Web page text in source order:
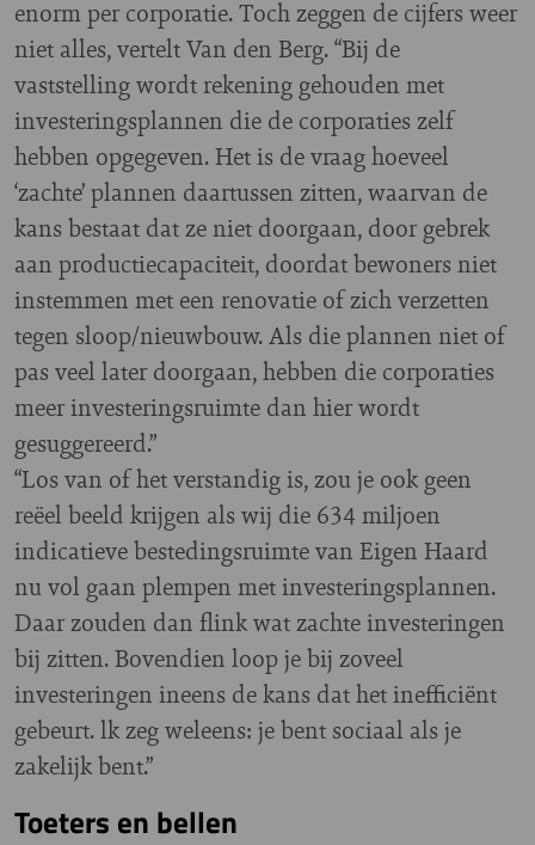
enorm per corporatie. Toch zeggen de cijfers weer
niet alles, vertelt Van den Berg. “Bij de
vaststelling wordt rekening gehouden met
investeringsplannen die de corporaties zelf
hebben opgegeven. Het is de vraag hoeveel
‘zachte’ plannen daartussen zitten, waarvan de
kans bestaat dat ze niet doorgaan, door gebrek
aan productiecapaciteit, doordat bewoners niet
instemmen met een renovatie of zich verzetten
tegen sloop/nieuwbouw. Als die plannen niet of
pas veel later doorgaan, hebben die corporaties
meer investeringsruimte dan hier wordt
gesuggereerd.”
“Los van of het verstandig is, zou je ook geen
reëel beeld krijgen als wij die 634 miljoen
indicatieve bestedingsruimte van Eigen Haard
nu vol gaan plempen met investeringsplannen.
Daar zouden dan flink wat zachte investeringen
bij zitten. Bovendien loop je bij zoveel
investeringen ineens de kans dat het inefficiënt
gebeurt. lk zeg weleens: je bent sociaal als je
zakelijk bent.”
Toeters en bellen